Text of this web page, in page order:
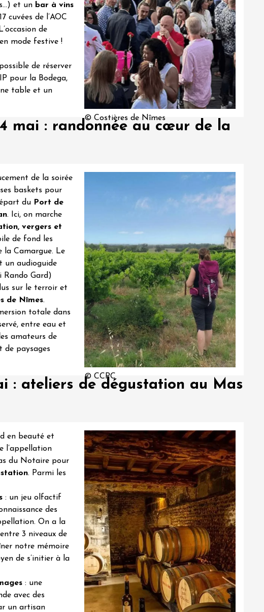
et un bar à vins
cuvées de l’AOC
de
mode festive !
de réserver
pour la Bodega,
table et un
© Costières de Nîmes
mai : randonnée au cœur de la
de la soirée
baskets pour
du Port de
. Ici, on marche
vergers et
de fond les
la Camargue. Le
un audioguide
Rando Gard)
sur le terroir et
de Nîmes.
totale dans
entre eau et
amateurs de
de paysages
© CCPC
: ateliers de dégustation au Mas
en beauté et
l’appellation
du Notairepour
. Parmi les
: un jeu olfactif
des
On a la
3 niveaux de
notre mémoire
de s’initier à la
: une
avec des
un artisan